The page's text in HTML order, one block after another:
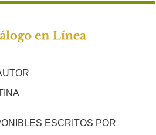
ESCRITOS POR